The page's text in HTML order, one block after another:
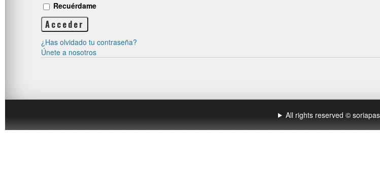
Recuérdame
¿Has olvidado tu contraseña?
Únete a nosotros
All rights reserved ©